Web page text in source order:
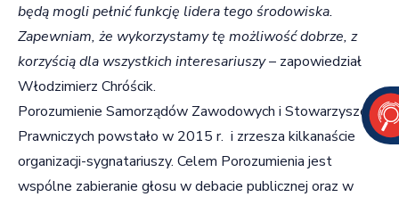
będą mogli pełnić funkcję lidera tego środowiska.
Zapewniam, że wykorzystamy tę możliwość dobrze, z
korzyścią dla wszystkich interesariuszy– zapowiedział
Włodzimierz Chróścik.
Porozumienie Samorządów Zawodowych i Stowarzyszeń
Prawniczych powstało w 2015 r. i zrzesza kilkanaście
organizacji-sygnatariuszy. Celem Porozumienia jest
wspólne zabieranie głosu w debacie publicznej oraz w